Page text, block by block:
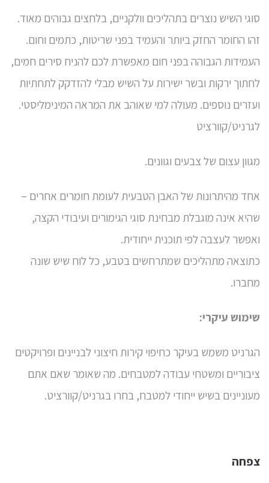
סוגי השיש נוצרים בתהליכים וולקניים, בלחצים גבוהים מאוד.
זהו החומר החזק ביותר והעמיד בפני שריטות, כתמים וחום.
העמידות הגבוהה בפני חום מאפשרת לכם להניח סירים חמים,
לחתוך ירקות ובשר ישירות על השיש מבלי להזדקק לתחתיות
ועזרים נוספים. מעולה למי שאוהב את המראה המינימליסטי.
לגרניט/קוורציט
מגוון עצום של צבעים וגוונים.
אחד מהיתרונות של האבן הטבעית לעומת חומרים אחרים –
שהיא אינה מוגבלת מבחינת סוגי הגימורים ועיבודי הקצה,
ואפשר לעצבה לפי תוכנית ייחודית.
כתוצאה מתהליכים שמתרחשים בטבע, כל לוח שיש שונה
מחברו.
שימוש עיקרי:
הגרניט משמש בעיקר כחיפוי קירות חיצוני לבניינים ופרויקטים
ציבוריים ומשטחי עבודה למטבחים. מה שאומר שאם אתם
מעוניינים בשיש ייחודי למטבח, בחרו בגרניט/קוורציט.
צפחה